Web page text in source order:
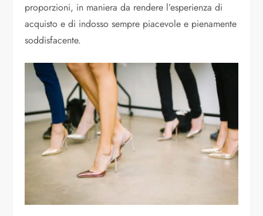
proporzioni, in maniera da rendere l’esperienza di
acquisto e di indosso sempre piacevole e pienamente
soddisfacente.